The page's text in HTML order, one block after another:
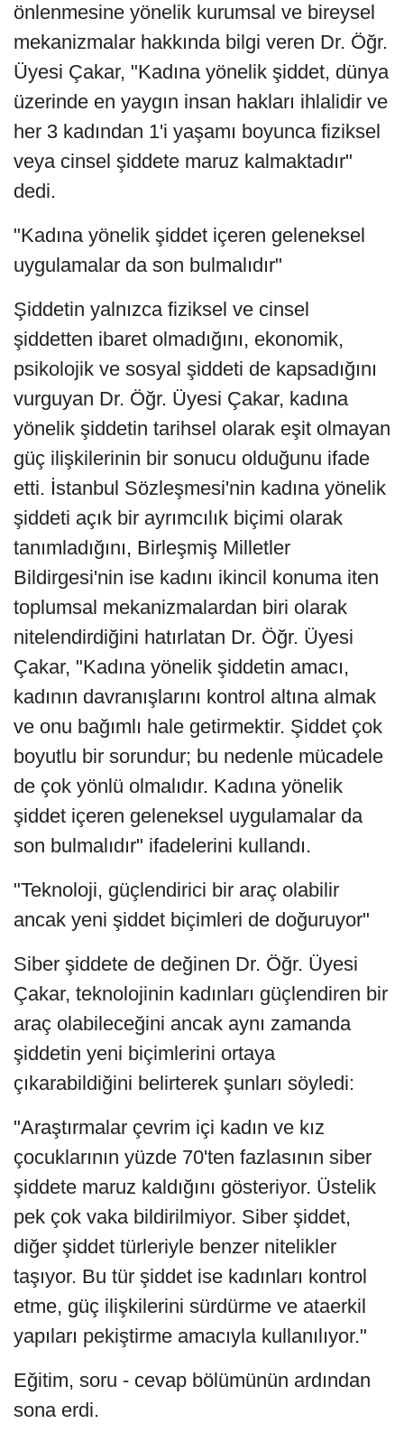
önlenmesine yönelik kurumsal ve bireysel
mekanizmalar hakkında bilgi veren Dr. Öğr.
Üyesi Çakar, "Kadına yönelik şiddet, dünya
üzerinde en yaygın insan hakları ihlalidir ve
her 3 kadından 1'i yaşamı boyunca fiziksel
veya cinsel şiddete maruz kalmaktadır"
dedi.
"Kadına yönelik şiddet içeren geleneksel
uygulamalar da son bulmalıdır"
Şiddetin yalnızca fiziksel ve cinsel
şiddetten ibaret olmadığını, ekonomik,
psikolojik ve sosyal şiddeti de kapsadığını
vurguyan Dr. Öğr. Üyesi Çakar, kadına
yönelik şiddetin tarihsel olarak eşit olmayan
güç ilişkilerinin bir sonucu olduğunu ifade
etti. İstanbul Sözleşmesi'nin kadına yönelik
şiddeti açık bir ayrımcılık biçimi olarak
tanımladığını, Birleşmiş Milletler
Bildirgesi'nin ise kadını ikincil konuma iten
toplumsal mekanizmalardan biri olarak
nitelendirdiğini hatırlatan Dr. Öğr. Üyesi
Çakar, "Kadına yönelik şiddetin amacı,
kadının davranışlarını kontrol altına almak
ve onu bağımlı hale getirmektir. Şiddet çok
boyutlu bir sorundur; bu nedenle mücadele
de çok yönlü olmalıdır. Kadına yönelik
şiddet içeren geleneksel uygulamalar da
son bulmalıdır" ifadelerini kullandı.
"Teknoloji, güçlendirici bir araç olabilir
ancak yeni şiddet biçimleri de doğuruyor"
Siber şiddete de değinen Dr. Öğr. Üyesi
Çakar, teknolojinin kadınları güçlendiren bir
araç olabileceğini ancak aynı zamanda
şiddetin yeni biçimlerini ortaya
çıkarabildiğini belirterek şunları söyledi:
"Araştırmalar çevrim içi kadın ve kız
çocuklarının yüzde 70'ten fazlasının siber
şiddete maruz kaldığını gösteriyor. Üstelik
pek çok vaka bildirilmiyor. Siber şiddet,
diğer şiddet türleriyle benzer nitelikler
taşıyor. Bu tür şiddet ise kadınları kontrol
etme, güç ilişkilerini sürdürme ve ataerkil
yapıları pekiştirme amacıyla kullanılıyor."
Eğitim, soru - cevap bölümünün ardından
sona erdi.